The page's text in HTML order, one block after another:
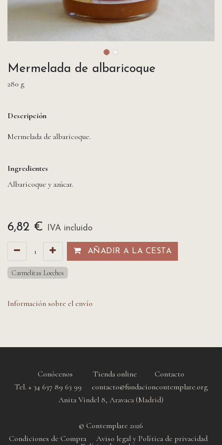
Mermelada de albaricoque
280 g
Descripción
Mermelada de albaricoque.
Ingredientes
Albaricoque y azúcar.
6,82 € IVA incluido
AÑADIR A LA CESTA​​
Carmelitas Loeches
Información sobre el envío
Conócenos Tienda online
Contacto
Tel. + 34 637 89 63 99 contacto@fundacioncontemplare.org
Anita Vindel 8, Aravaca (Madrid)
© Contemplare 2026
Condiciones de Compra
Aviso legal y Política de privacidad